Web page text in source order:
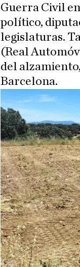
Guerra Civil
político,
legislaturas.
(Real
del
Barcelona.